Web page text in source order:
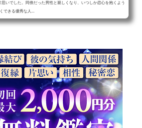
いでした。同僚だった男性と親しくなり、いつしか恋心を抱くよう
できる優秀な人...